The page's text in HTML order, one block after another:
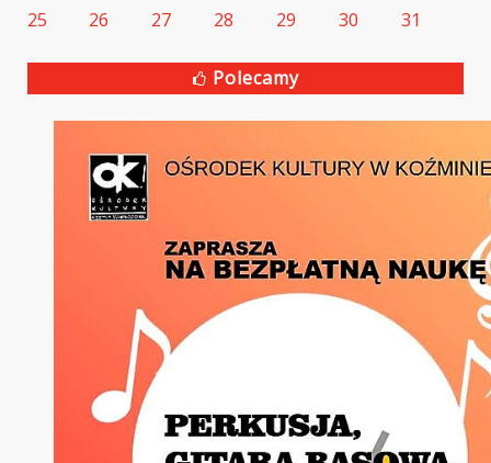
25
26 27 28 29 30 31
Polecamy